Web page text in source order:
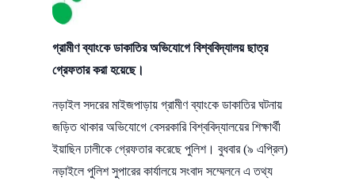
গ্রামীণ ব্যাংকে ডাকাতির অভিযোগে বিশ্ববিদ্যালয় ছাত্র
গ্রেফতার করা হয়েছে।
নড়াইল সদরের মাইজপাড়ায় গ্রামীণ ব্যাংকে ডাকাতির ঘটনায়
জড়িত থাকার অভিযোগে বেসরকারি বিশ্ববিদ্যালয়ের শিক্ষার্থী
ইয়াছিন ঢালীকে গ্রেফতার করেছে পুলিশ। বুধবার (৯ এপ্রিল)
নড়াইলে পুলিশ সুপারের কার্যালয়ে সংবাদ সম্মেলনে এ তথ্য